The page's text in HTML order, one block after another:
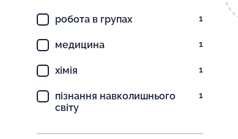
робота в групах 1
медицина 1
хімія 1
пізнання навколишнього
світу
1